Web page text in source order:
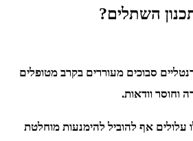
השתלים?
סבוכים מעוררים בקרב מטופלים
וחוסר וודאות.
אף להוביל להימנעות מוחלטת